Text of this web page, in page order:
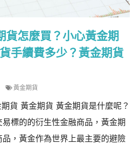
貨怎麼買？小心黃金期
手續費多少？黃金期貨
黃金期貨
貨 黃金期貨 黃金期貨是什麼呢？
標的的衍生性金融商品，黃金期
，黃金作為世界上最主要的避險